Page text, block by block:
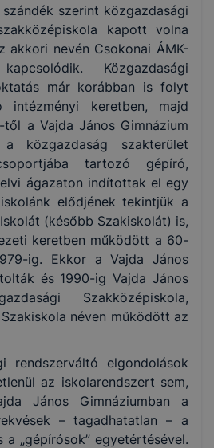
szerint közgazdasági
kapott volna
akkori nevén Csokonai ÁMK-
Közgazdasági
már korábban is folyt
intézményi keretben, majd
től a Vajda János Gimnázium
közgazdaság szakterület
tartozó gépíró,
ágazaton indítottak el egy
elődjének tekintjük a
(később Szakiskolát) is,
keretben működött a 60-
ig. Ekkor a Vajda János
és 1990-ig Vajda János
Szakközépiskola,
néven működött az
rendszerváltó elgondolások
az iskolarendszert sem,
János Gimnáziumban a
– tagadhatatlan – a
a „gépírósok” egyetértésével.